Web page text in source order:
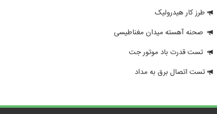
طرز کار هیدرولیک
صحنه آهسته میدان مغناطیسی
تست قدرت باد موتور جت
تست اتصال برق به مداد